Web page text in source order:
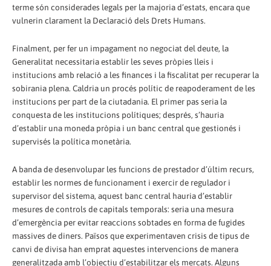
terme són considerades legals per la majoria d’estats, encara que
vulnerin clarament la Declaració dels Drets Humans.
Finalment, per fer un impagament no negociat del deute, la
Generalitat necessitaria establir les seves pròpies lleis i
institucions amb relació a les finances i la fiscalitat per recuperar la
sobirania plena. Caldria un procés polític de reapoderament de les
institucions per part de la ciutadania. El primer pas seria la
conquesta de les institucions polítiques; després, s’hauria
d’establir una moneda pròpia i un banc central que gestionés i
supervisés la política monetària.
A banda de desenvolupar les funcions de prestador d’últim recurs,
establir les normes de funcionament i exercir de regulador i
supervisor del sistema, aquest banc central hauria d’establir
mesures de controls de capitals temporals: seria una mesura
d’emergència per evitar reaccions sobtades en forma de fugides
massives de diners. Països que experimentaven crisis de tipus de
canvi de divisa han emprat aquestes intervencions de manera
generalitzada amb l’objectiu d’estabilitzar els mercats. Alguns